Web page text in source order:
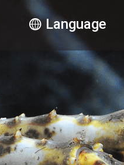
Language